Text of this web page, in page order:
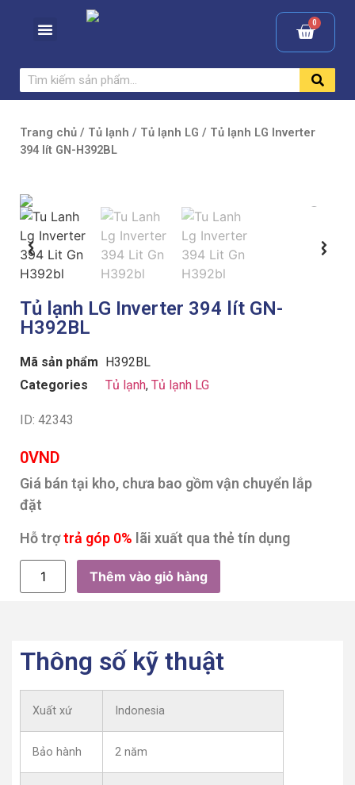
Trang chủ / Tủ lạnh / Tủ lạnh LG / Tủ lạnh LG Inverter
394 lít GN-H392BL
Tủ lạnh LG Inverter 394 lít GN-
H392BL
Mã sản phẩm H392BL
Categories
Tủ lạnh, Tủ lạnh LG
ID: 42343
0VND
Giá bán tại kho, chưa bao gồm vận chuyển lắp
đặt
Hỗ trợtrả góp 0% lãi xuất qua thẻ tín dụng
Thêm vào giỏ hàng
Thông số kỹ thuật
Xuất xứ Indonesia
Bảo hành 2 năm